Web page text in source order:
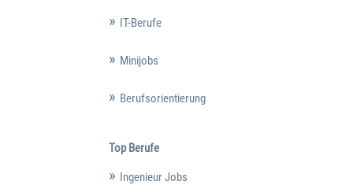
IT-Berufe
Minijobs
Berufsorientierung
Top Berufe
Ingenieur Jobs